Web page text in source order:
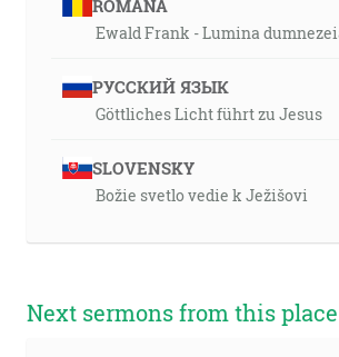
ROMÂNA
Ewald Frank - Lumina
РУССКИЙ ЯЗЫК
Göttliches Licht führt zu Jesus
SLOVENSKY
Božie svetlo vedie k Ježišovi
Next sermons from this place